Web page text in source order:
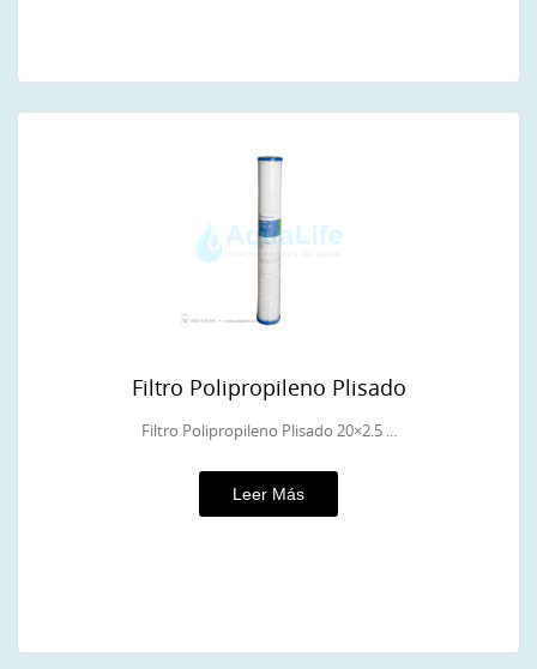
Filtro Polipropileno Plisado
Filtro Polipropileno Plisado 20×2.5 ...
Leer Más